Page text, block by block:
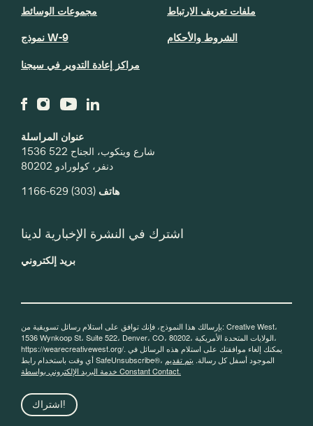
عنوان المراسلة
1536 شارع وينكوب، الجناح 522
دنفر، كولورادو 80202
هاتف (303) 629-1166
مجموعات الوسائط
نموذج W-9
مراكز إعادة التدوير في سيجنا
ملفات تعريف الارتباط
الشروط والأحكام
اشترك في النشرة الإخبارية لدينا
بريد إلكتروني
بإرسالك هذا النموذج، فإنك توافق على استلام رسائل تسويقية من: Creative West،
1536 Wynkoop St، Suite 522، Denver، CO، 80202، الولايات المتحدة الأمريكية،
https://wearecreativewest.org/. يمكنك إلغاء موافقتك على استلام هذه الرسائل في
أي وقت باستخدام رابط SafeUnsubscribe®، الموجود أسفل كل رسالة. يتم تقديم
خدمة البريد الإلكتروني بواسطة Constant Contact.
اشتراك!